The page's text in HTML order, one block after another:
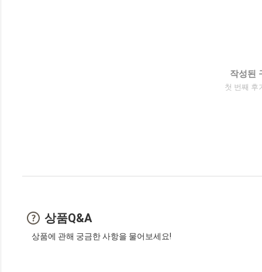
작성된
첫 번째 후
상품Q&A
상품에 관해 궁금한 사항을 물어보세요!